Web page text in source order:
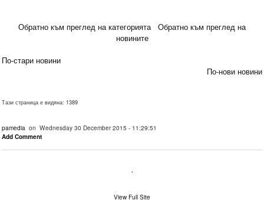
Обратно към преглед на категорията
Обратно към преглед на
новините
По-стари новини
По-нови новини
Тази страница е видяна: 1389
pamedia on Wednesday 30 December 2015 - 11:29:51
Add Comment
.
View Full Site